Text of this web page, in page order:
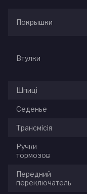
Покрышки
Втулки
Шпиці
Седенье
Трансмісія
Ручки
тормозов
Передний
переключатель